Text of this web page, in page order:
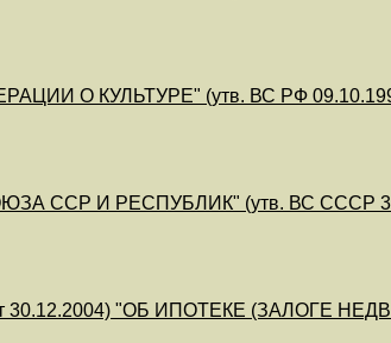
О КУЛЬТУРЕ" (утв. ВС РФ 09.10.1992
И РЕСПУБЛИК" (утв. ВС СССР
30.12.2004) "ОБ ИПОТЕКЕ (ЗАЛОГЕ